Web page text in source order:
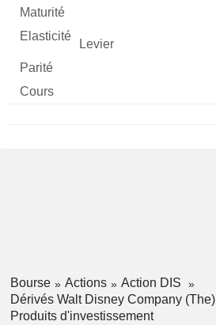
Bourse Actions
Action DIS
Dérivés Walt Disney Company (The)
Produits d'investissement